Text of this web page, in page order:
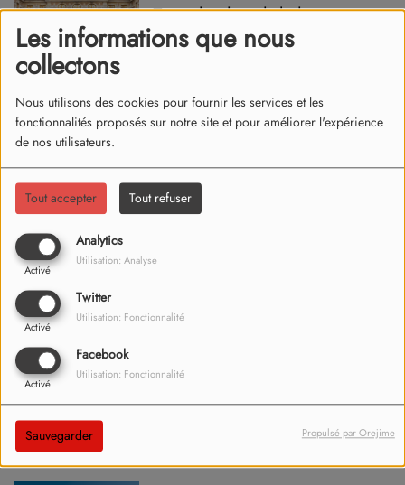
Les informations que nous
collectons
Nous utilisons des cookies pour fournir les services et les
fonctionnalités proposés sur notre site et pour améliorer l'expérience
de nos utilisateurs.
Tout accepter Tout refuser
Analytics
Activé
Utilisation: Analyse
Twitter
Activé
Utilisation: Fonctionnalité
Facebook
Activé
Utilisation: Fonctionnalité
Sauvegarder Propulsé par Orejime
Zeus, le cheval de la
cérémonie d'ouverture des
Manque de pompiers
volontaires en Isère :
comment s’engager ?
Solidarité en Isère : 180
Restos du Cœur ce week-end
Une Iséroise commercialise
un bracelet détecteur de
drogues dans les verres